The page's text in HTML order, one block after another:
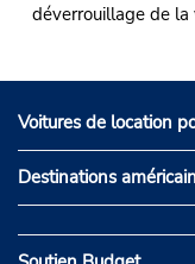
déverrouillage de la
Voitures de location
Destinations